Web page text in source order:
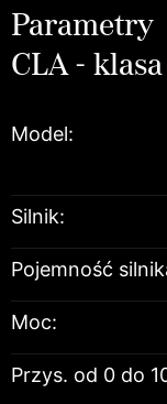
Parametry
CLA -
Model:
Silnik:
Pojemność
Moc:
Przys. od 0 do